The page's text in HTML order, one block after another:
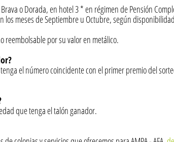
o Dorada, en hotel 3 * en régimen de Pensión
los meses de Septiembre u Octubre, según
reembolsable por su valor en metálico.
el número coincidente con el primer premio del
que tenga el talón ganador.